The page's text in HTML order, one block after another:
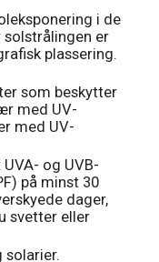
i de
solstrålingen er
plassering.
som beskytter
med UV-
med UV-
og UVB-
på minst 30
dager,
svetter eller
solarier.